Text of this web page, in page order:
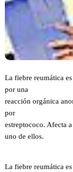
La fiebre reumática
por una
reacción orgánica
por
estreptococo. Afecta
uno de ellos.
La fiebre reumática